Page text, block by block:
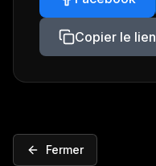
Copier le lien
Fermer